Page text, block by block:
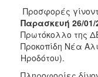
ΤΟΠΟΣ
ΠΟΛΙΤΙΣΜΟΣ
Προσφορές
Παρασκευή 26/01/
Πρωτόκολλο της
Προκοπίδη Νέα
Ηροδότου).